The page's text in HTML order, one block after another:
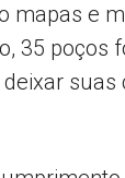
mapas e
35 poços
suas